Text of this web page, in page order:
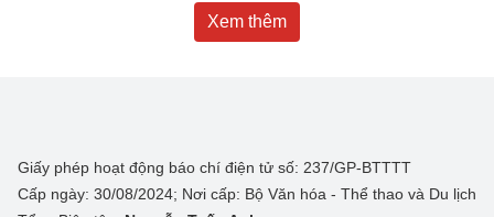
Xem thêm
Giấy phép hoạt động báo chí điện tử số: 237/GP-BTTTT
Cấp ngày: 30/08/2024; Nơi cấp: Bộ Văn hóa - Thể thao và Du lịch